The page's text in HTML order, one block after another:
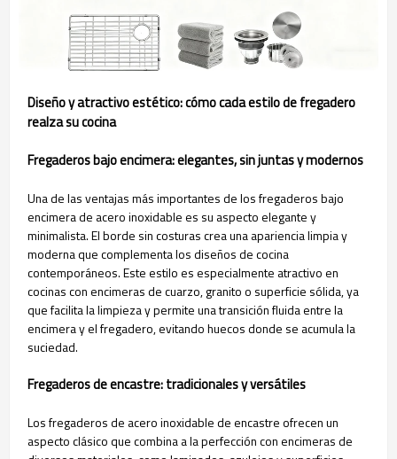
Diseño y atractivo estético: cómo cada estilo de fregadero
realza su cocina
Fregaderos bajo encimera: elegantes, sin juntas y modernos
Una de las ventajas más importantes de los fregaderos bajo
encimera de acero inoxidable es su aspecto elegante y
minimalista. El borde sin costuras crea una apariencia limpia y
moderna que complementa los diseños de cocina
contemporáneos. Este estilo es especialmente atractivo en
cocinas con encimeras de cuarzo, granito o superficie sólida, ya
que facilita la limpieza y permite una transición fluida entre la
encimera y el fregadero, evitando huecos donde se acumula la
suciedad.
Fregaderos de encastre: tradicionales y versátiles
Los fregaderos de acero inoxidable de encastre ofrecen un
aspecto clásico que combina a la perfección con encimeras de